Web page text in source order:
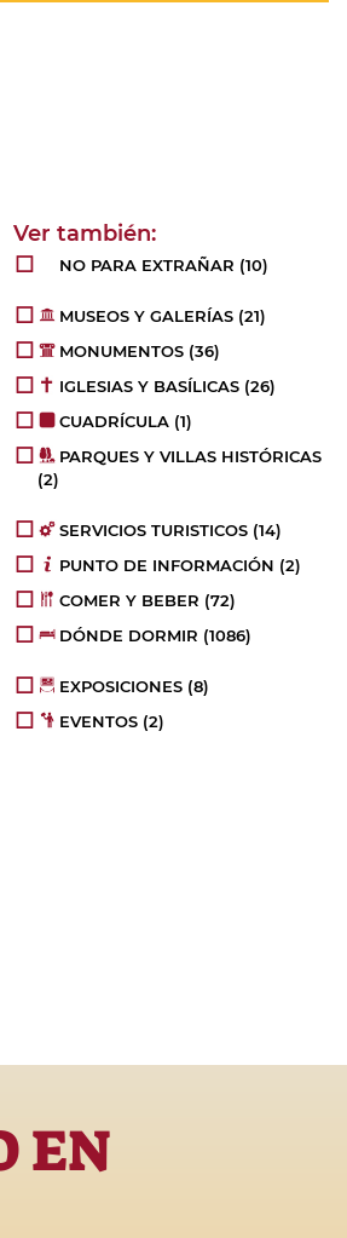
NO PARA EXTRAÑAR (10)
MUSEOS Y GALERÍAS (21)
MONUMENTOS (36)
IGLESIAS Y BASÍLICAS (26)
CUADRÍCULA (1)
PARQUES Y VILLAS HISTÓRICAS
(2)
SERVICIOS TURISTICOS (14)
PUNTO DE INFORMACIÓN (2)
COMER Y BEBER (72)
DÓNDE DORMIR (1086)
EXPOSICIONES (8)
EVENTOS (2)
EN